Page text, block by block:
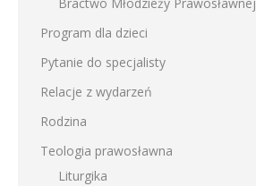
Program dla dzieci
Pytanie do specjalisty
Relacje z wydarzeń
Rodzina
Teologia prawosławna
Liturgika